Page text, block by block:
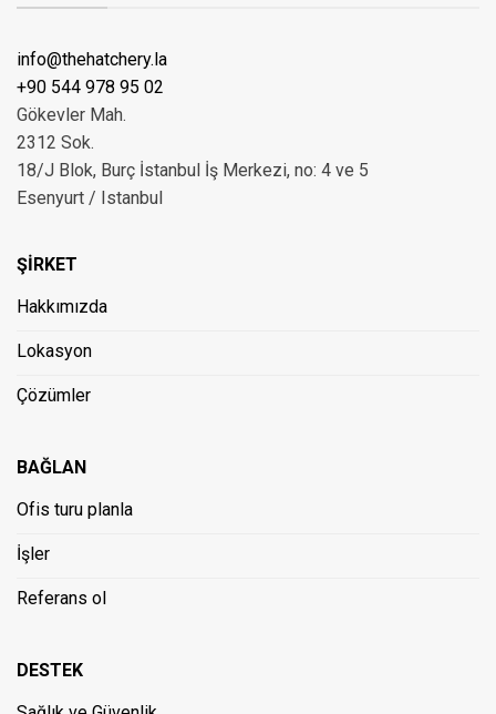
info@thehatchery.la
+90 544 978 95 02
Gökevler Mah.
2312 Sok.
18/J Blok, Burç İstanbul İş Merkezi, no: 4 ve 5
Esenyurt / Istanbul
ŞİRKET
Hakkımızda
Lokasyon
Çözümler
BAĞLAN
Ofis turu planla
İşler
Referans ol
DESTEK